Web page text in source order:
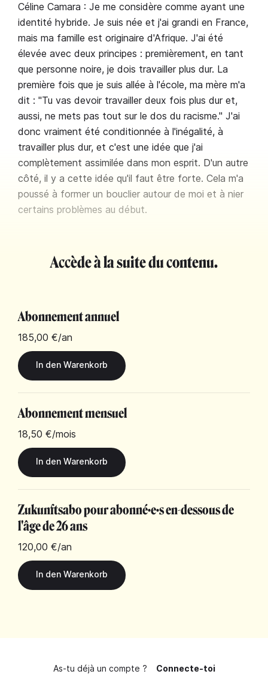
Céline Camara : Je me considère comme ayant une
identité hybride. Je suis née et j'ai grandi en France,
mais ma famille est originaire d'Afrique. J'ai été
élevée avec deux principes : premièrement, en tant
que personne noire, je dois travailler plus dur. La
première fois que je suis allée à l'école, ma mère m'a
dit : "Tu vas devoir travailler deux fois plus dur et,
aussi, ne mets pas tout sur le dos du racisme." J'ai
donc vraiment été conditionnée à l'inégalité, à
travailler plus dur, et c'est une idée que j'ai
complètement assimilée dans mon esprit. D'un autre
côté, il y a cette idée qu'il faut être forte. Cela m'a
poussé à former un bouclier autour de moi et à nier
certains problèmes au début.
Accède à la suite du contenu.
Abonnement annuel
185,00 €/an
Abonnement mensuel
18,50 €/mois
Zukunftsabo pour abonné·e·s en-dessous de
l'âge de 26 ans
120,00 €/an
As-tu déjà un compte ? Connecte-toi